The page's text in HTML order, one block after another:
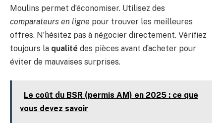
Moulins permet d’économiser. Utilisez des
comparateurs en ligne pour trouver les meilleures
offres. N’hésitez pas à négocier directement. Vérifiez
toujours la qualité des pièces avant d’acheter pour
éviter de mauvaises surprises.
Le coût du BSR (permis AM) en 2025 : ce que
vous devez savoir